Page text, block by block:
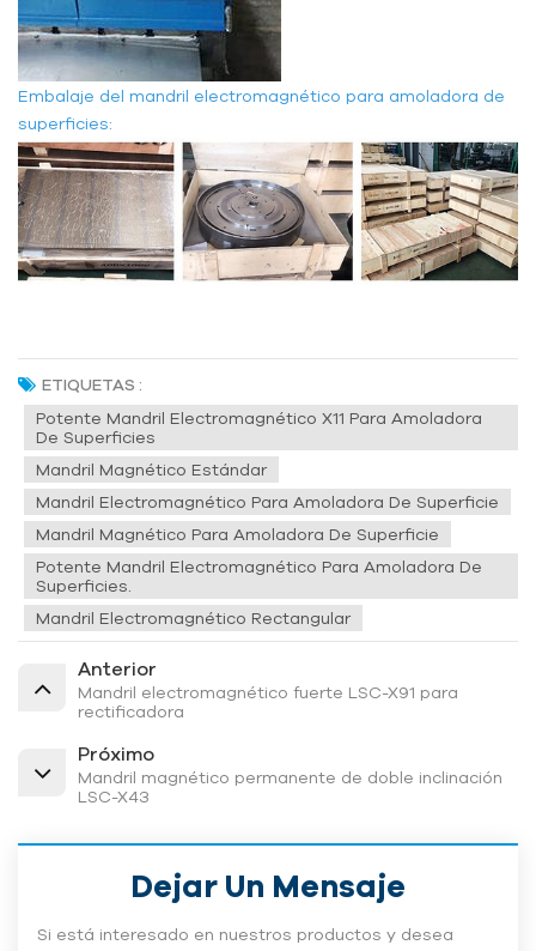
Embalaje del mandril electromagnético para amoladora de
superficies:
ETIQUETAS :
Potente Mandril Electromagnético X11 Para Amoladora
De Superficies
Mandril Magnético Estándar
Mandril Electromagnético Para Amoladora De Superficie
Mandril Magnético Para Amoladora De Superficie
Potente Mandril Electromagnético Para Amoladora De
Superficies.
Mandril Electromagnético Rectangular
Anterior
Mandril electromagnético fuerte LSC-X91 para
rectificadora
Próximo
Mandril magnético permanente de doble inclinación
LSC-X43
Dejar Un Mensaje
Si está interesado en nuestros productos y desea